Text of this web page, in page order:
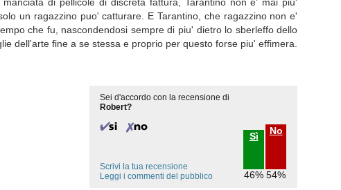
un ragazzino puo' catturare. E Tarantino, che ragazzino non e'
che fu, nascondendosi sempre di piu' dietro lo sberleffo dello
dell'arte fine a se stessa e proprio per questo forse piu' effimera.
Sei d'accordo con la recensione di
Robert?
Sì
46%
No
54%
Scrivi la tua recensione
Leggi i commenti del pubblico